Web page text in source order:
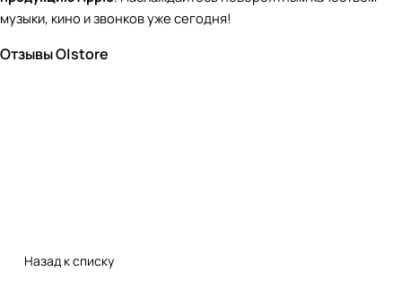
музыки, кино и звонков уже сегодня!
Отзывы O|store
Назад к списку